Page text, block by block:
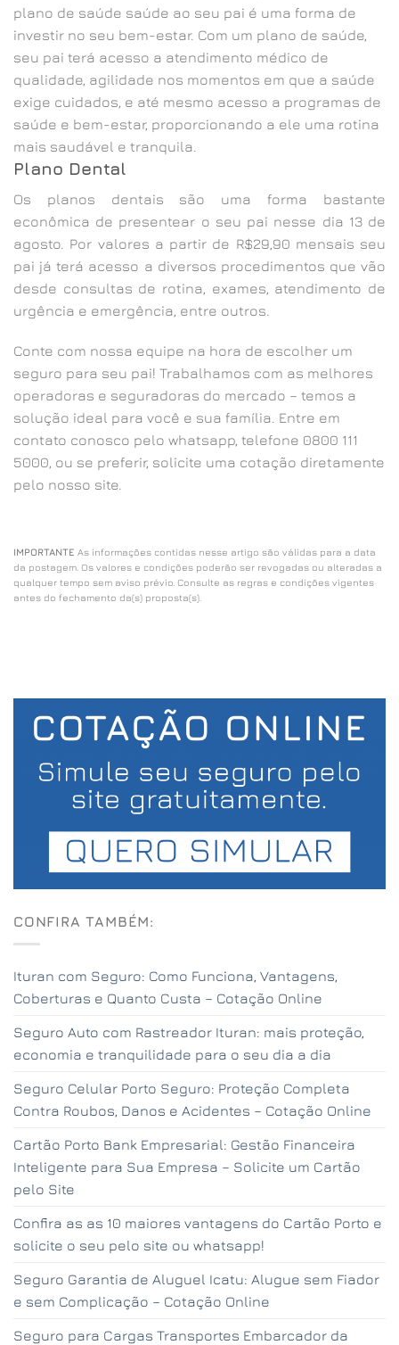
plano de saúde saúde ao seu pai é uma forma de
investir no seu bem-estar. Com um plano de saúde,
seu pai terá acesso a atendimento médico de
qualidade, agilidade nos momentos em que a saúde
exige cuidados, e até mesmo acesso a programas de
saúde e bem-estar, proporcionando a ele uma rotina
mais saudável e tranquila.
Plano Dental
Os planos dentais são uma forma bastante
econômica de presentear o seu pai nesse dia 13 de
agosto. Por valores a partir de R$29,90 mensais seu
pai já terá acesso a diversos procedimentos que vão
desde consultas de rotina, exames, atendimento de
urgência e emergência, entre outros.
Conte com nossa equipe na hora de escolher um
seguro para seu pai! Trabalhamos com as melhores
operadoras e seguradoras do mercado – temos a
solução ideal para você e sua família. Entre em
contato conosco pelo whatsapp, telefone 0800 111
5000, ou se preferir, solicite uma cotação diretamente
pelo nosso site.
IMPORTANTE As informações contidas nesse artigo são válidas para a data
da postagem. Os valores e condições poderão ser revogadas ou alteradas a
qualquer tempo sem aviso prévio. Consulte as regras e condições vigentes
antes do fechamento da(s) proposta(s).
CONFIRA TAMBÉM:
Ituran com Seguro: Como Funciona, Vantagens,
Coberturas e Quanto Custa – Cotação Online
Seguro Auto com Rastreador Ituran: mais proteção,
economia e tranquilidade para o seu dia a dia
Seguro Celular Porto Seguro: Proteção Completa
Contra Roubos, Danos e Acidentes – Cotação Online
Cartão Porto Bank Empresarial: Gestão Financeira
Inteligente para Sua Empresa – Solicite um Cartão
pelo Site
Confira as as 10 maiores vantagens do Cartão Porto e
solicite o seu pelo site ou whatsapp!
Seguro Garantia de Aluguel Icatu: Alugue sem Fiador
e sem Complicação – Cotação Online
Seguro para Cargas Transportes Embarcador da